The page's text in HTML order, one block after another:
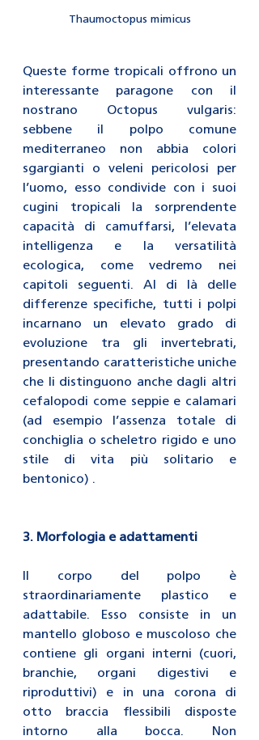
Thaumoctopus mimicus
Queste forme tropicali offrono un
interessante paragone con il
nostrano Octopus vulgaris:
sebbene il polpo comune
mediterraneo non abbia colori
sgargianti o veleni pericolosi per
l’uomo, esso condivide con i suoi
cugini tropicali la sorprendente
capacità di camuffarsi, l’elevata
intelligenza e la versatilità
ecologica, come vedremo nei
capitoli seguenti. Al di là delle
differenze specifiche, tutti i polpi
incarnano un elevato grado di
evoluzione tra gli invertebrati,
presentando caratteristiche uniche
che li distinguono anche dagli altri
cefalopodi come seppie e calamari
(ad esempio l’assenza totale di
conchiglia o scheletro rigido e uno
stile di vita più solitario e
bentonico) .
3. Morfologia e adattamenti
Il corpo del polpo è
straordinariamente plastico e
adattabile. Esso consiste in un
mantello globoso e muscoloso che
contiene gli organi interni (cuori,
branchie, organi digestivi e
riproduttivi) e in una corona di
otto braccia flessibili disposte
intorno alla bocca. Non